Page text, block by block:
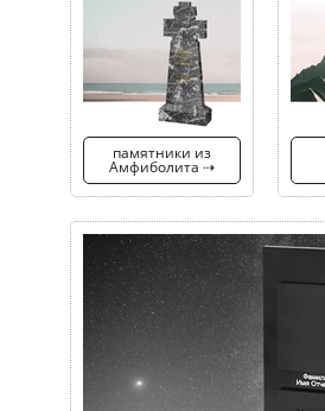
памятники из
Амфиболита ⇢